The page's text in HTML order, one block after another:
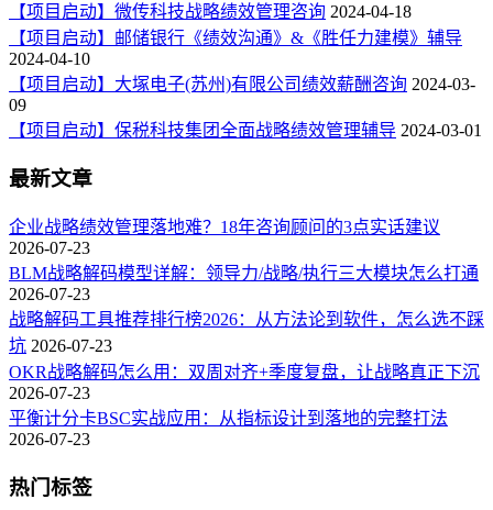
【项目启动】微传科技战略绩效管理咨询 2024-04-18
【项目启动】邮储银行《绩效沟通》&《胜任力建模》辅导
2024-04-10
【项目启动】大塚电子(苏州)有限公司绩效薪酬咨询 2024-03-
09
【项目启动】保税科技集团全面战略绩效管理辅导 2024-03-01
最新文章
企业战略绩效管理落地难？18年咨询顾问的3点实话建议
2026-07-23
BLM战略解码模型详解：领导力/战略/执行三大模块怎么打通
2026-07-23
战略解码工具推荐排行榜2026：从方法论到软件，怎么选不踩
坑 2026-07-23
OKR战略解码怎么用：双周对齐+季度复盘，让战略真正下沉
2026-07-23
平衡计分卡BSC实战应用：从指标设计到落地的完整打法
2026-07-23
热门标签